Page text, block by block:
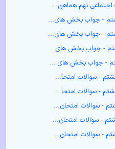
اجتماعی نهم هماهن...